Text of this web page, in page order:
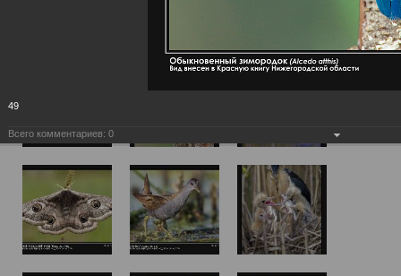
49
Всего комментариев: 0